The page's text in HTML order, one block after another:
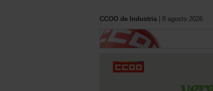
CCOO de Industria | 8 agosto 2026.